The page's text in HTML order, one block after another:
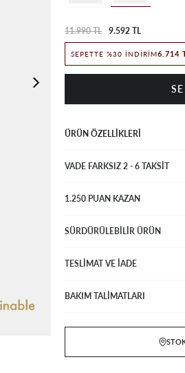
11.990 TL 9.592 TL
SEPETTE %30 İNDIRIM6.714
ÜRÜN ÖZELLIKLERI
VADE FARKSIZ 2 - 6 TAKSIT
1.250 PUAN KAZAN
SÜRDÜRÜLEBİLİR ÜRÜN
TESLİMAT VE İADE
BAKIM TALİMATLARI